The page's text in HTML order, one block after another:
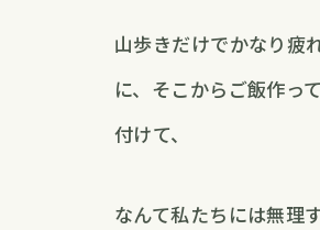
山歩きだけでかなり疲
に、そこからご飯作っ
付けて、
なんて私たちには無理